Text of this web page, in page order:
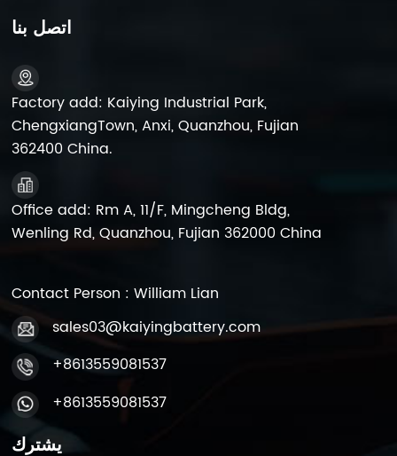
اتصل بنا
Factory add: Kaiying Industrial Park,
ChengxiangTown, Anxi, Quanzhou, Fujian
362400 China.
Office add: Rm A, 11/F, Mingcheng Bldg,
Wenling Rd, Quanzhou, Fujian 362000 China
Contact Person : William Lian
sales03@kaiyingbattery.com
+8613559081537
+8613559081537
يشترك